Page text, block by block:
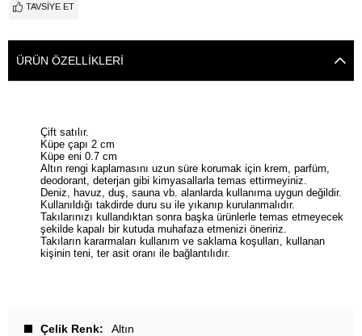
TAVSIYE ET
ÜRÜN ÖZELLIKLERI
Çift satılır.
Küpe çapı 2 cm
Küpe eni 0.7 cm
Altın rengi kaplamasını uzun süre korumak için krem, parfüm,
deodorant, deterjan gibi kimyasallarla temas ettirmeyiniz.
Deniz, havuz, duş, sauna vb. alanlarda kullanıma uygun değildir.
Kullanıldığı takdirde duru su ile yıkanıp kurulanmalıdır.
Takılarınızı kullandıktan sonra başka ürünlerle temas etmeyecek
şekilde kapalı bir kutuda muhafaza etmenizi öneririz.
Takıların kararmaları kullanım ve saklama koşulları, kullanan
kişinin teni, ter asit oranı ile bağlantılıdır.
Çelik Renk
Altın